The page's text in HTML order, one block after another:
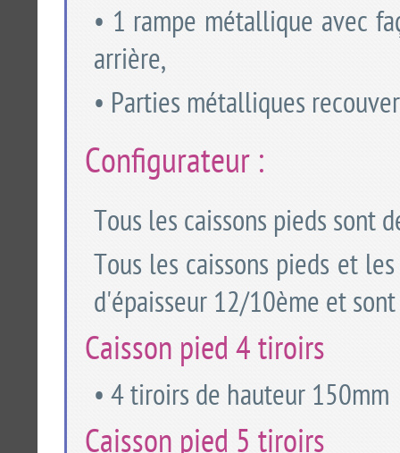
• 1 rampe métallique avec
arrière,
• Parties métalliques
Configurateur :
Tous les caissons pieds sont
Tous les caissons pieds et
d'épaisseur 12/10ème et
Caisson pied 4 tiroirs
• 4 tiroirs de hauteur 150mm